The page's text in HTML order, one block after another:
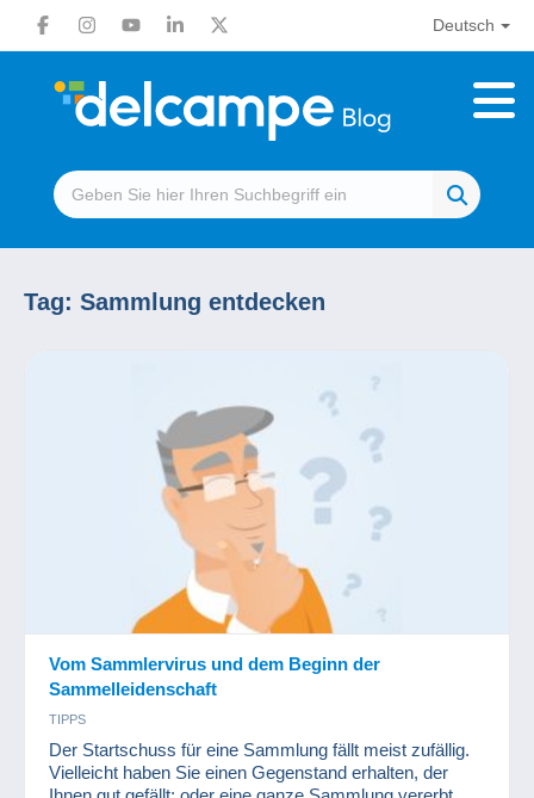
Deutsch
Tag: Sammlung entdecken
Vom Sammlervirus und dem Beginn der
Sammelleidenschaft
TIPPS
Der Startschuss für eine Sammlung fällt meist zufällig.
Vielleicht haben Sie einen Gegenstand erhalten, der